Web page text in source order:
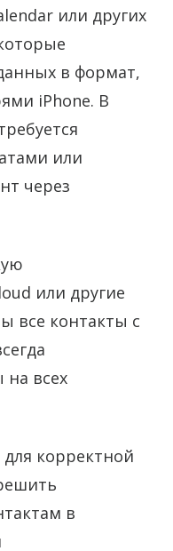
или других
в формат,
iPhone. В
или
через
или другие
все контакты с
всех
корректной
в